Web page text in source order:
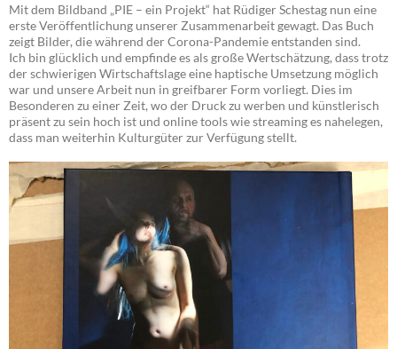
Mit dem Bildband „PIE – ein Projekt“ hat Rüdiger Schestag nun eine
erste Veröffentlichung unserer Zusammenarbeit gewagt. Das Buch
zeigt Bilder, die während der Corona-Pandemie entstanden sind.
Ich bin glücklich und empfinde es als große Wertschätzung, dass trotz
der schwierigen Wirtschaftslage eine haptische Umsetzung möglich
war und unsere Arbeit nun in greifbarer Form vorliegt. Dies im
Besonderen zu einer Zeit, wo der Druck zu werben und künstlerisch
präsent zu sein hoch ist und online tools wie streaming es nahelegen,
dass man weiterhin Kulturgüter zur Verfügung stellt.